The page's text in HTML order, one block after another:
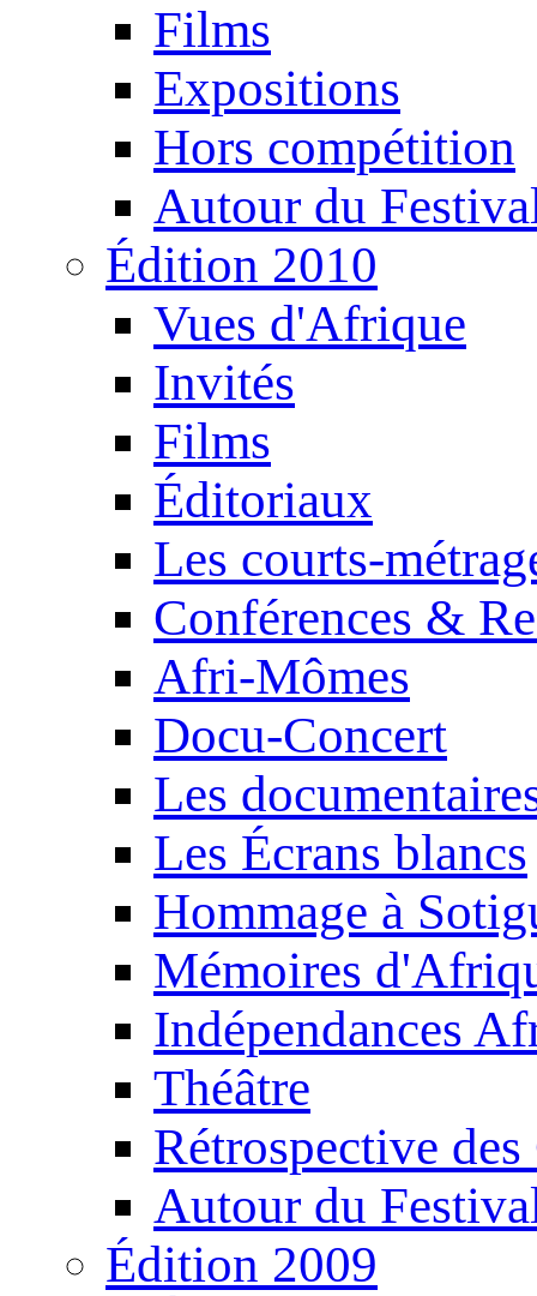
Films
Expositions
Hors compétition
Autour du
Édition 2010
Vues d'Afrique
Invités
Films
Éditoriaux
Les courts-
Conférences &
Afri-Mômes
Docu-Concert
Les
Les Écrans blancs
Hommage à
Mémoires
Indépendances
Théâtre
Rétrospective
Autour du
Édition 2009